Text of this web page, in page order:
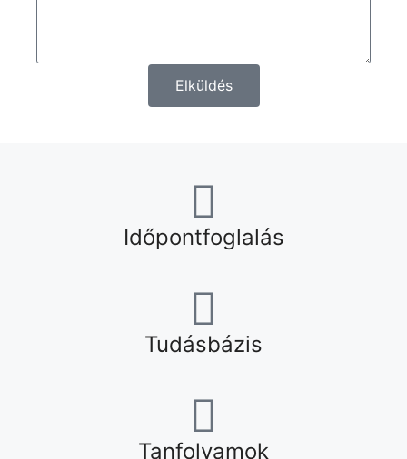
Elküldés
Időpontfoglalás
Tudásbázis
Tanfolyamok